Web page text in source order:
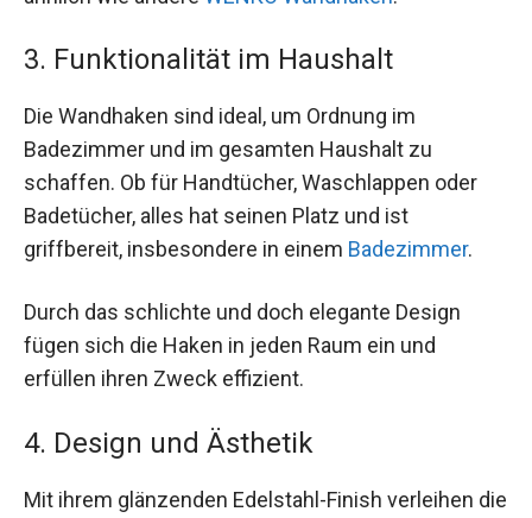
3. Funktionalität im Haushalt
Die Wandhaken sind ideal, um Ordnung im
Badezimmer und im gesamten Haushalt zu
schaffen. Ob für Handtücher, Waschlappen oder
Badetücher, alles hat seinen Platz und ist
griffbereit, insbesondere in einem Badezimmer.
Durch das schlichte und doch elegante Design
fügen sich die Haken in jeden Raum ein und
erfüllen ihren Zweck effizient.
4. Design und Ästhetik
Mit ihrem glänzenden Edelstahl-Finish verleihen die